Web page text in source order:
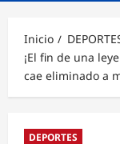
Inicio
¡El fin de una
cae eliminado a
DEPORTES